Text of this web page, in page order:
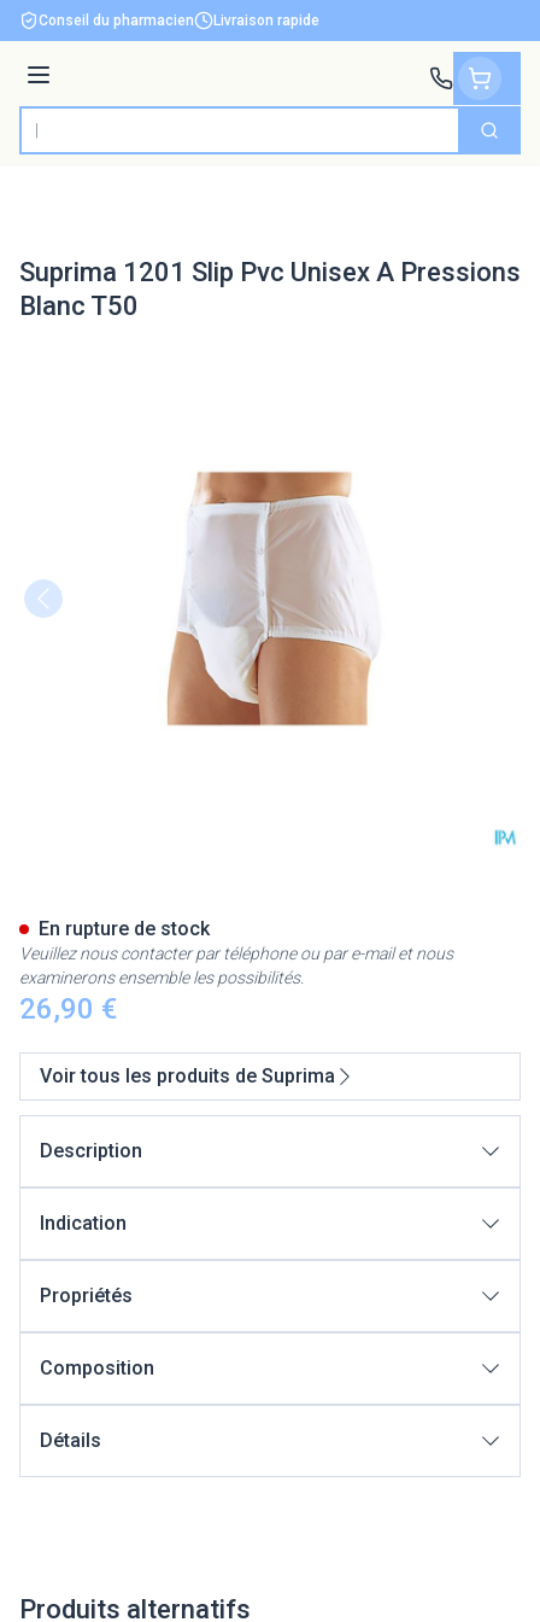
Aller au contenu
Conseil du pharmacien Livraison rapide
Menu
Rechercher
Suprima 1201 Slip Pvc Unisex A Pressions
Blanc T50
26,90 €
En rupture de stock
Veuillez nous contacter par téléphone ou par e-mail et nous
examinerons ensemble les possibilités.
Voir tous les produits de Suprima
Description
Indication
Propriétés
Composition
Détails
Produits alternatifs